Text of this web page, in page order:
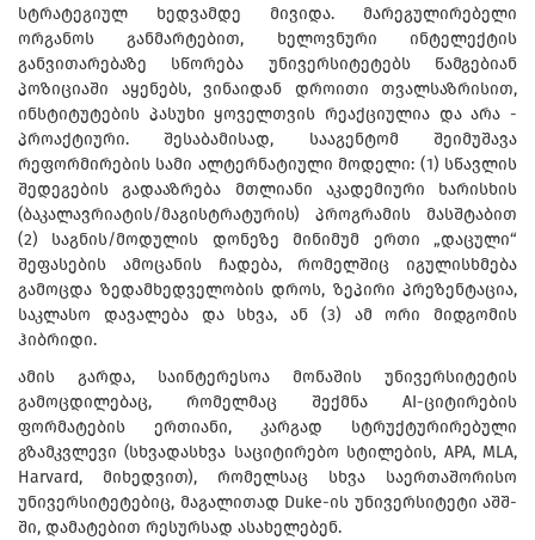
სტრატეგიულ ხედვამდე მივიდა. მარეგულირებელი
ორგანოს განმარტებით, ხელოვნური ინტელექტის
განვითარებაზე სწორება უნივერსიტეტებს წამგებიან
პოზიციაში აყენებს, ვინაიდან დროითი თვალსაზრისით,
ინსტიტუტების პასუხი ყოველთვის რეაქციულია და არა -
პროაქტიური. შესაბამისად, სააგენტომ შეიმუშავა
რეფორმირების სამი ალტერნატიული მოდელი: (1) სწავლის
შედეგების გადააზრება მთლიანი აკადემიური ხარისხის
(ბაკალავრიატის/მაგისტრატურის) პროგრამის მასშტაბით
(2) საგნის/მოდულის დონეზე მინიმუმ ერთი „დაცული“
შეფასების ამოცანის ჩადება, რომელშიც იგულისხმება
გამოცდა ზედამხედველობის დროს, ზეპირი პრეზენტაცია,
საკლასო დავალება და სხვა, ან (3) ამ ორი მიდგომის
ჰიბრიდი.
ამის გარდა, საინტერესოა მონაშის უნივერსიტეტის
გამოცდილებაც, რომელმაც შექმნა AI-ციტირების
ფორმატების ერთიანი, კარგად სტრუქტურირებული
გზამკვლევი (სხვადასხვა საციტირებო სტილების, APA, MLA,
Harvard, მიხედვით), რომელსაც სხვა საერთაშორისო
უნივერსიტეტებიც, მაგალითად Duke-ის უნივერსიტეტი აშშ-
ში, დამატებით რესურსად ასახელებენ.